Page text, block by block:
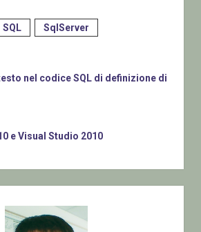
SQL SqlServer
nel codice SQL di definizione di
e Visual Studio 2010